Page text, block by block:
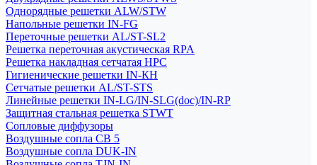
Однорядные решетки ALW/STW
Напольные решетки IN-FG
Переточные решетки AL/ST-SL2
Решетка переточная акустическая RPA
Решетка накладная сетчатая НРС
Гигиенические решетки IN-КН
Сетчатые решетки AL/ST-STS
Линейные решетки IN-LG/IN-SLG(doc)/IN-RP
Защитная стальная решетка STWT
Сопловые диффузоры
Воздушные сопла СВ 5
Воздушные сопла DUK-IN